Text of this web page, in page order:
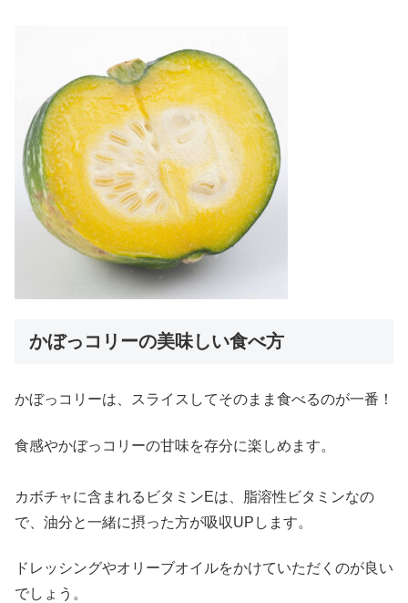
かぼっコリーの美味しい食べ方
かぼっコリーは、スライスしてそのまま食べるのが一番！
食感やかぼっコリーの甘味を存分に楽しめます。
カボチャに含まれるビタミンEは、脂溶性ビタミンなの
で、油分と一緒に摂った方が吸収UPします。
ドレッシングやオリーブオイルをかけていただくのが良い
でしょう。